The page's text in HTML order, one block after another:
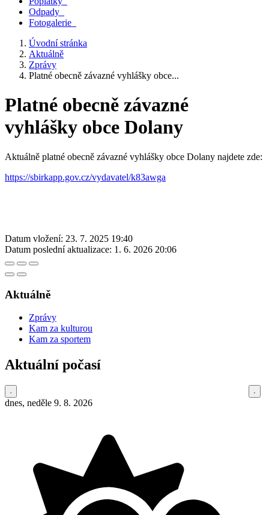
Odpady
Fotogalerie
Úvodní stránka
Aktuálně
Zprávy
Platné obecně závazné vyhlášky obce...
Platné obecně závazné
vyhlášky obce Dolany
Aktuálně platné obecně závazné vyhlášky obce Dolany najdete zde:
https://sbirkapp.gov.cz/vydavatel/k83awga
Datum vložení: 23. 7. 2025 19:40
Datum poslední aktualizace: 1. 6. 2026 20:06
Aktuálně
Zprávy
Kam za kulturou
Kam za sportem
Aktuální počasí
dnes, neděle 9. 8. 2026